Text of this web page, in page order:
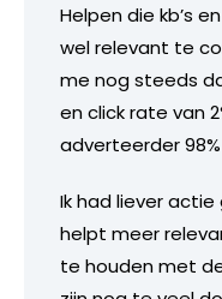
Helpen die kb’s
wel relevant te
me nog steeds
en click rate van
adverteerder
Ik had liever
helpt meer
te houden met